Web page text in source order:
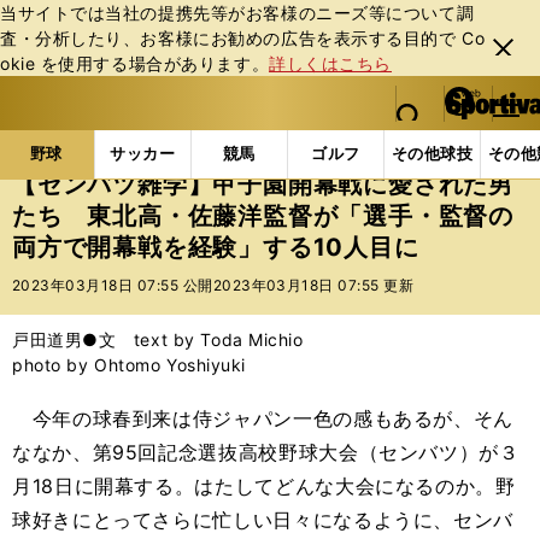
当サイトでは当社の提携先等がお客様のニーズ等について調
査・分析したり、お客様にお勧めの広告を表⽰する⽬的で Co
okie を使⽤する場合があります。詳しくはこちら
閉じ
る
web Sportiva (webスポルティーバ)
検索
マイペ
ー
ジ
メニュ
野球 サッカー 競馬 ゴルフ その他球技 その
b
ス
ポ
ル
テ
ー
バ
野球の記事一覧 高校野球他 【センバツ雑学】甲子
【センバツ雑学】甲子園開幕戦に愛された男
たち 東北高・佐藤洋監督が「選手・監督の
両方で開幕戦を経験」する10人目に
2023年03月18日 07:55 公開 2023年03月18日 07:55 更新
戸田道男●文 text by Toda Michio
photo by Ohtomo Yoshiyuki
今年の球春到来は侍ジャパン一色の感もあるが、そん
ななか、第95回記念選抜高校野球大会（センバツ）が３
月18日に開幕する。はたしてどんな大会になるのか。野
球好きにとってさらに忙しい日々になるように、センバ